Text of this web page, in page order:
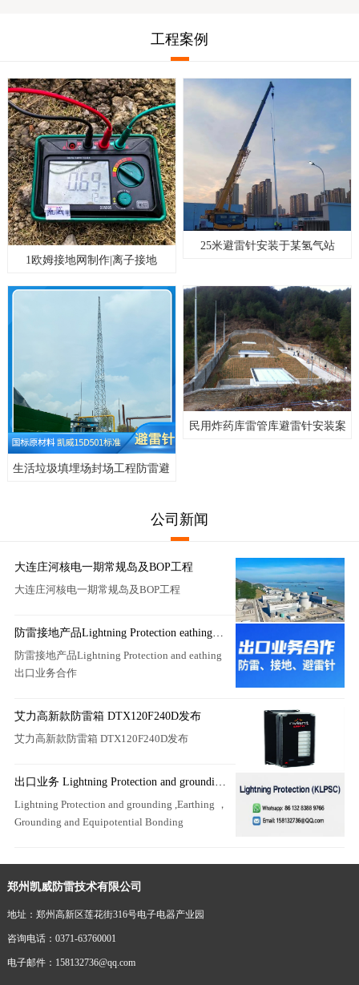
工程案例
1欧姆接地网制作|离子接地
极|ESD防静电接地
25米避雷针安装于某氢气站
生活垃圾填埋场封场工程防雷避
民用炸药库雷管库避雷针安装案
公司新闻
大连庄河核电一期常规岛及BOP工程
大连庄河核电一期常规岛及BOP工程
防雷接地产品Lightning Protection eathing出
口业务合作
防雷接地产品Lightning Protection and eathing
出口业务合作
艾力高新款防雷箱 DTX120F240D发布
艾力高新款防雷箱 DTX120F240D发布
出口业务 Lightning Protection and grounding
,Earthing
Lightning Protection and grounding ,Earthing ，
Grounding and Equipotential Bonding
郑州凯威防雷技术有限公司
地址：郑州高新区莲花街316号电子电器产业园
咨询电话：0371-63760001
电子邮件：158132736@qq.com